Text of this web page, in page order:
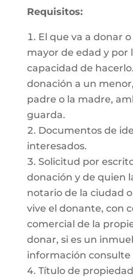
Requisitos:
El que va a donar
mayor de edad y por
capacidad de
donación a un
padre o la madre,
guarda.
Documentos de
interesados.
Solicitud por
donación y de quien
notario de la ciudad
vive el donante, con
comercial de la
donar, si es un
información consulte
Título de